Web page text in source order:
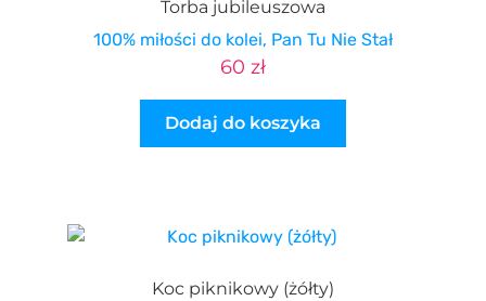
Torba jubileuszowa
100% miłości do kolei, Pan Tu Nie Stał
60 zł
Dodaj do koszyka
Koc piknikowy (żółty)